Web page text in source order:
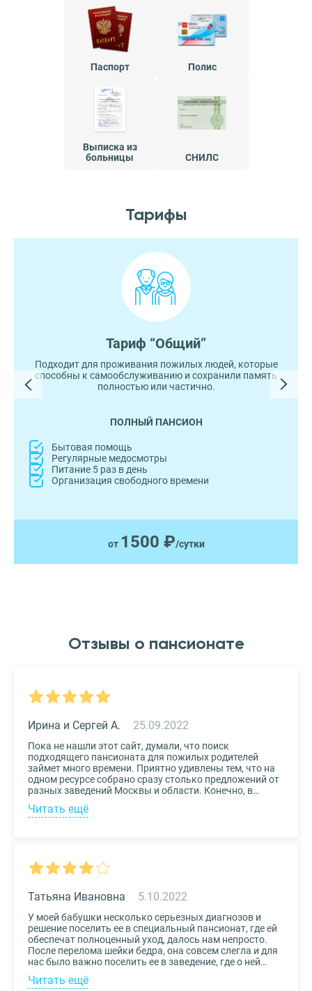
Паспорт Полис
Выписка из
больницы
СНИЛС
Тарифы
Тариф “Общий”
Подходит для проживания пожилых людей, которые
способны к самообслуживанию и сохранили память
полностью или частично.
ПОЛНЫЙ ПАНСИОН
Бытовая помощь
Регулярные медосмотры
Питание 5 раз в день
Организация свободного времени
от 1500 ₽/сутки
Отзывы о пансионате
25.09.2022
Ирина и Сергей А.
Пока не нашли этот сайт, думали, что поиск
подходящего пансионата для пожилых родителей
займет много времени. Приятно удивлены тем, что на
одном ресурсе собрано сразу столько предложений от
разных заведений Москвы и области. Конечно, в
приоритете был выбор по месту расположения –
хотелось бы, чтоб пансионат находился недалеко от
подробная, что определиться на наиболее подходящем
сервис!
Читать ещё
5.10.2022
Татьяна Ивановна
У моей бабушки несколько серьезных диагнозов и
решение поселить ее в специальный пансионат, где ей
обеспечат полноценный уход, далось нам непросто.
После перелома шейки бедра, она совсем слегла и для
нас было важно поселить ее в заведение, где о ней
будут заботиться круглосуточно. Остановили выбор
на реабилитационном центре Медвежьи Озера
Читать ещё